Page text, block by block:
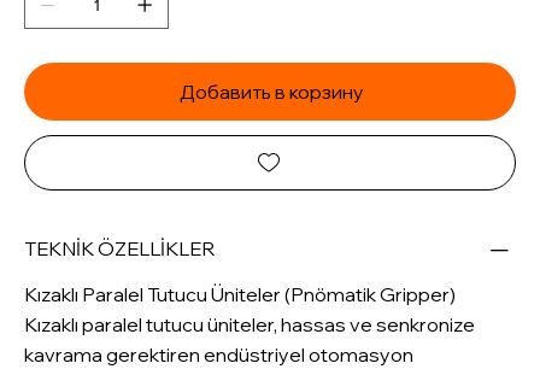
Добавить в корзину
TEKNİK ÖZELLİKLER
Kızaklı Paralel Tutucu Üniteler (Pnömatik Gripper)
Kızaklı paralel tutucu üniteler, hassas ve senkronize
kavrama gerektiren endüstriyel otomasyon